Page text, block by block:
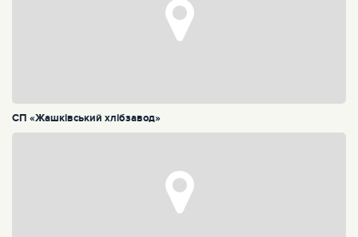
СП «Жашківський хлібзавод»